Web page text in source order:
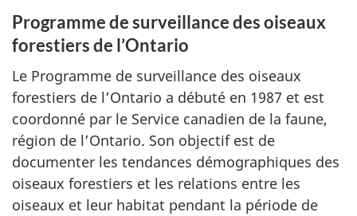
Programme de surveillance des oiseaux
forestiers de l’Ontario
Le Programme de surveillance des oiseaux
forestiers de l’Ontario a débuté en 1987 et est
coordonné par le Service canadien de la faune,
région de l’Ontario. Son objectif est de
documenter les tendances démographiques des
oiseaux forestiers et les relations entre les
oiseaux et leur habitat pendant la période de